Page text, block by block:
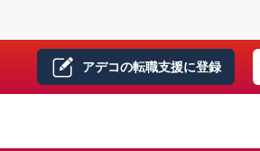
アデコの転職支援に登録